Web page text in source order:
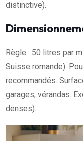
distinctive).
Règle : 50 litres par
Suisse romande).
recommandés.
garages, vérandas.
denses).